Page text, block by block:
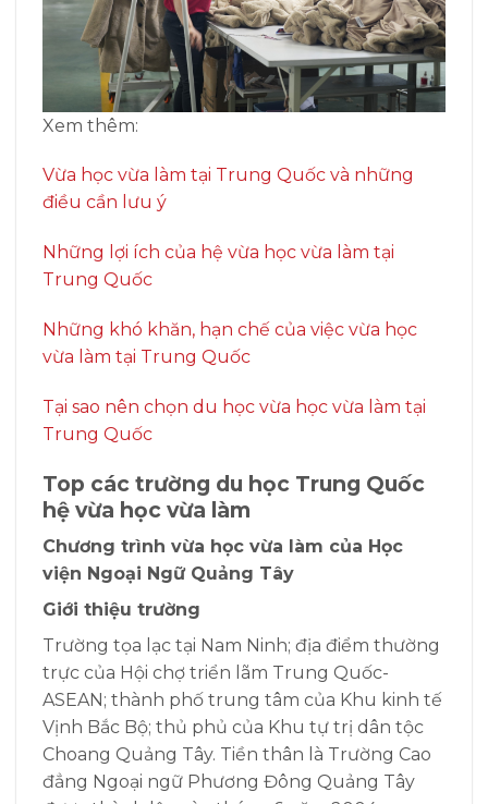
Xem thêm:
Vừa học vừa làm tại Trung Quốc và những
điều cần lưu ý
Những lợi ích của hệ vừa học vừa làm tại
Trung Quốc
Những khó khăn, hạn chế của việc vừa học
vừa làm tại Trung Quốc
Tại sao nên chọn du học vừa học vừa làm tại
Trung Quốc
Top các trường du học Trung Quốc
hệ vừa học vừa làm
Chương trình vừa học vừa làm của Học
viện Ngoại Ngữ Quảng Tây
Giới thiệu trường
Trường tọa lạc tại Nam Ninh; địa điểm thường
trực của Hội chợ triển lãm Trung Quốc-
ASEAN; thành phố trung tâm của Khu kinh tế
Vịnh Bắc Bộ; thủ phủ của Khu tự trị dân tộc
Choang Quảng Tây. Tiền thân là Trường Cao
đẳng Ngoại ngữ Phương Đông Quảng Tây